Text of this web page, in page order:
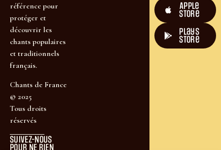
référence pour
protéger et
découvrir les
chants populaires
et traditionnels
français.
Chants de France
© 2025
Tous droits
réservés
SUIVEZ-NOUS
POUR NE RIEN
Apple
Store
plays
store